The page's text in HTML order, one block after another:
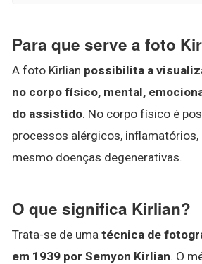
Para que serve a foto
A foto Kirlian possibilita a
no corpo físico, mental,
do assistido. No corpo físico é
processos alérgicos,
mesmo doenças degenerativas.
O que significa Kirlian?
Trata-se de uma técnica de
em 1939 por Semyon Kirlian. O